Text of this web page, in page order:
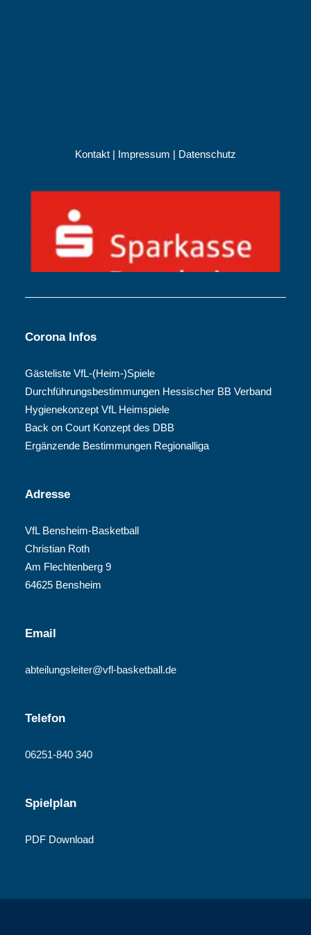
Kontakt | Impressum | Datenschutz
Corona Infos
Gästeliste VfL-(Heim-)Spiele
Durchführungsbestimmungen Hessischer BB Verband
Hygienekonzept VfL Heimspiele
Back on Court Konzept des DBB
Ergänzende Bestimmungen Regionalliga
Adresse
VfL Bensheim-Basketball
Christian Roth
Am Flechtenberg 9
64625 Bensheim
Email
abteilungsleiter@vfl-basketball.de
Telefon
06251-840 340
Spielplan
PDF Download